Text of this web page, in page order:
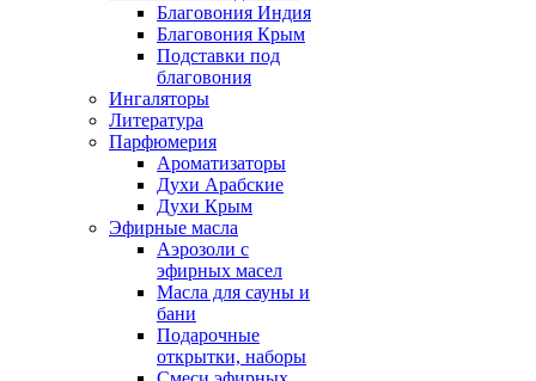
Благовония Индия
Благовония Крым
Подставки под
благовония
Ингаляторы
Литература
Парфюмерия
Ароматизаторы
Духи Арабские
Духи Крым
Эфирные масла
Аэрозоли с
эфирных масел
Масла для сауны и
бани
Подарочные
открытки, наборы